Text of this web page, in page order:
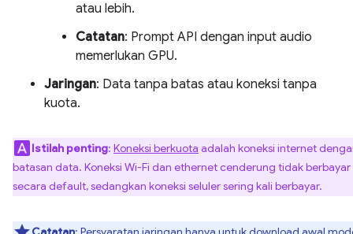
atau lebih.
Catatan: Prompt API dengan input audio
memerlukan GPU.
Jaringan: Data tanpa batas atau koneksi tanpa
kuota.
Istilah penting: Koneksi berkuota adalah koneksi internet
batasan data. Koneksi Wi-Fi dan ethernet cenderung tidak berbayar
secara default, sedangkan koneksi seluler sering kali berbayar.